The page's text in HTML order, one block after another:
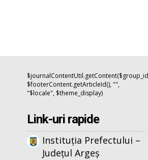
$footerContent.getArticleId(), "",
"$locale", $theme_display)
Link-uri rapide
Instituția Prefectului –
Județul Argeș